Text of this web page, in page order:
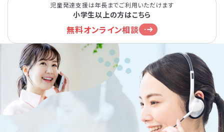
児童発達支援は年長までご利用いただけます
小学生以上の方はこちら
無料オンライン相談